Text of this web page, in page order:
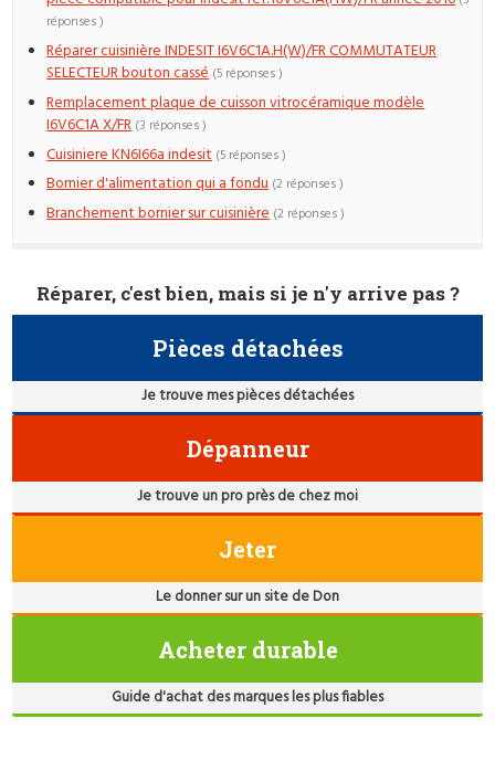
réponses )
Réparer cuisinière INDESIT I6V6C1A.H(W)/FR COMMUTATEUR
SELECTEUR bouton cassé (5 réponses )
Remplacement plaque de cuisson vitrocéramique modèle
I6V6C1A X/FR (3 réponses )
Cuisiniere KN6I66a indesit (5 réponses )
Bornier d'alimentation qui a fondu (2 réponses )
Branchement bornier sur cuisinière (2 réponses )
Réparer, c'est bien, mais si je n'y arrive pas ?
Pièces détachées
Je trouve mes pièces détachées
Dépanneur
Je trouve un pro près de chez moi
Jeter
Le donner sur un site de Don
Acheter durable
Guide d'achat des marques les plus fiables